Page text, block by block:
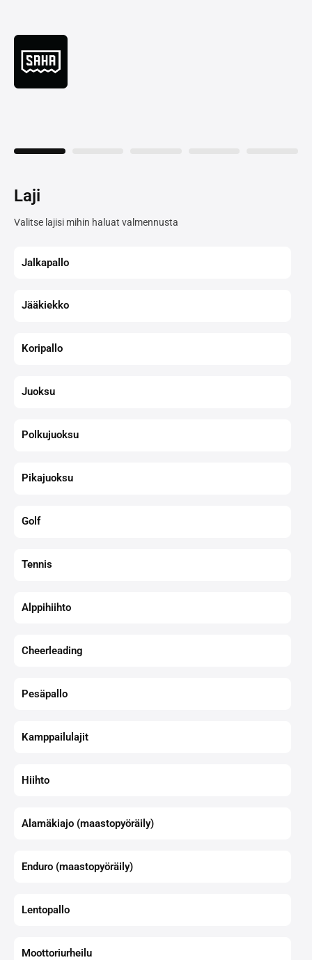
Laji
Valitse lajisi mihin haluat valmennusta
Jalkapallo
Jääkiekko
Koripallo
Juoksu
Polkujuoksu
Pikajuoksu
Golf
Tennis
Alppihiihto
Cheerleading
Pesäpallo
Kamppailulajit
Hiihto
Alamäkiajo (maastopyöräily)
Enduro (maastopyöräily)
Lentopallo
Moottoriurheilu